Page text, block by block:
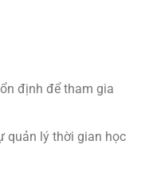
định để tham gia
quản lý thời gian học